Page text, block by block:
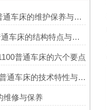
CW6180普通车床的维护保养与延长使用寿命技巧说明
CA6140普通车床的结构特点与工作原理解析
普通车床的六个要点
CW61100普通车床的技术特性与操作优势
维修与保养